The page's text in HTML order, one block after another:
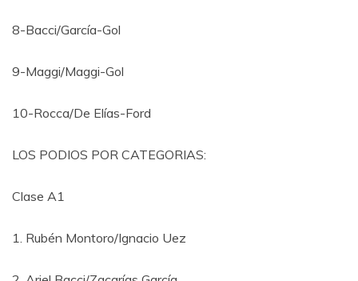
8-Bacci/García-Gol
9-Maggi/Maggi-Gol
10-Rocca/De Elías-Ford
LOS PODIOS POR CATEGORIAS:
Clase A1
1. Rubén Montoro/Ignacio Uez